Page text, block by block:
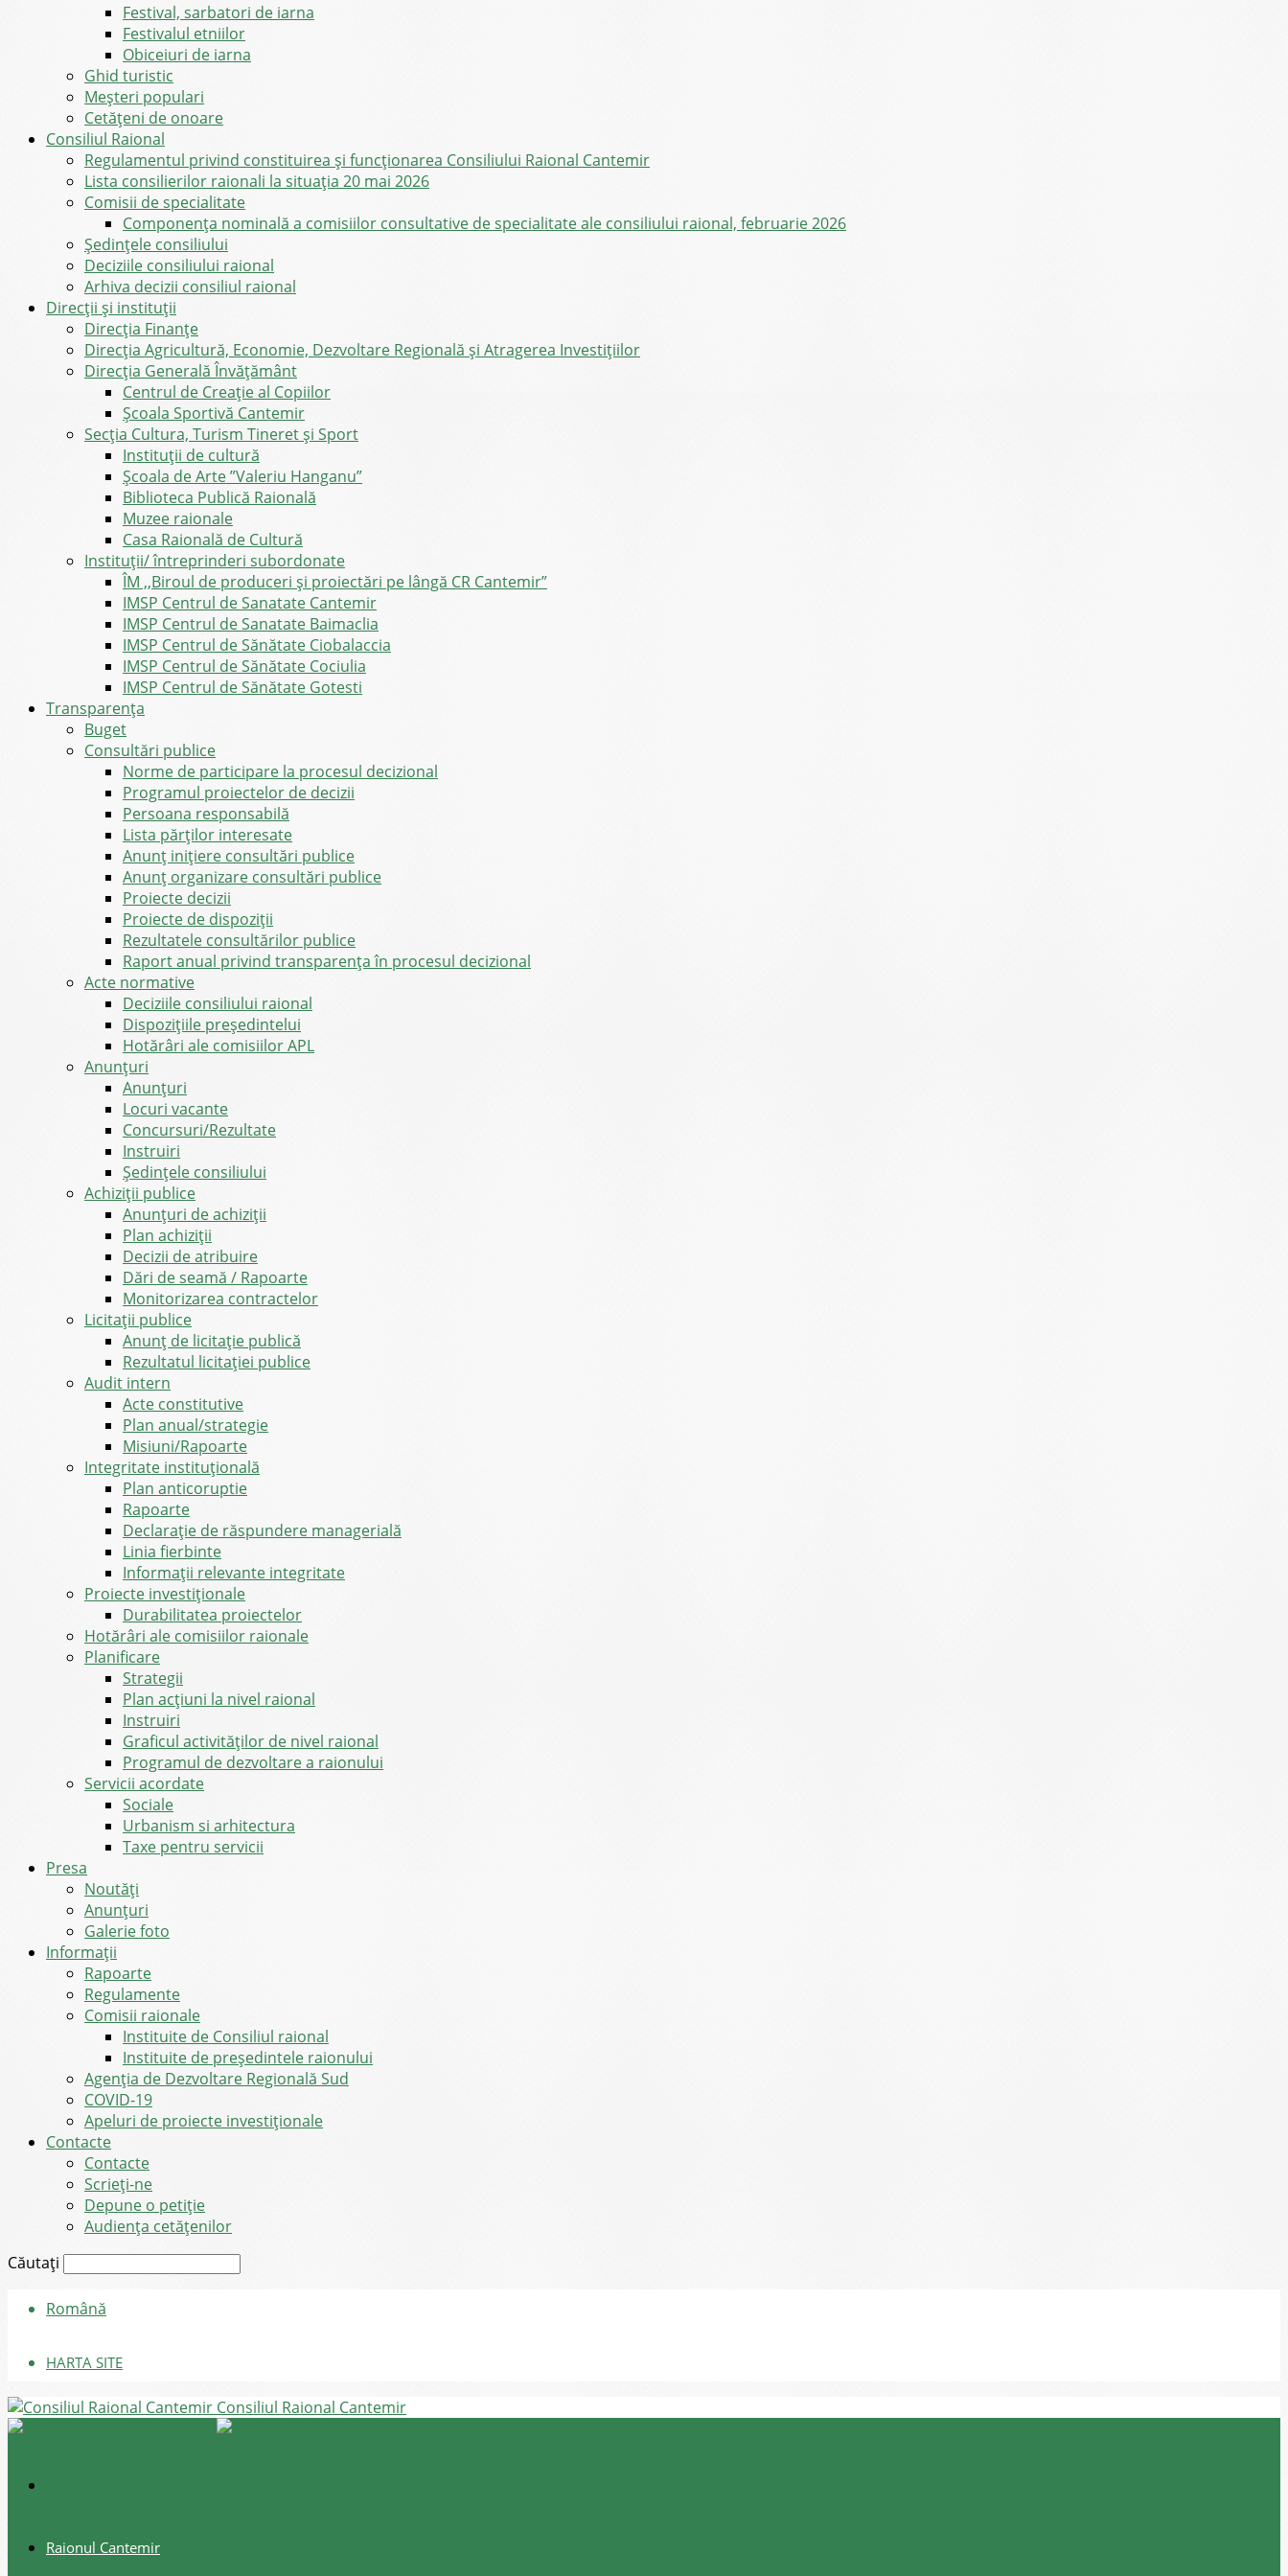
Festival, sarbatori de iarna
Festivalul etniilor
Obiceiuri de iarna
Ghid turistic
Meşteri populari
Cetățeni de onoare
Consiliul Raional
Regulamentul privind constituirea şi funcţionarea Consiliului Raional Cantemir
Lista consilierilor raionali la situația 20 mai 2026
Comisii de specialitate
Componența nominală a comisiilor consultative de specialitate ale consiliului raional, februarie 2026
Şedinţele consiliului
Deciziile consiliului raional
Arhiva decizii consiliul raional
Direcții și instituții
Direcţia Finanţe
Direcția Agricultură, Economie, Dezvoltare Regională și Atragerea Investițiilor
Direcția Generală Învățământ
Centrul de Creație al Copiilor
Școala Sportivă Cantemir
Secția Cultura, Turism Tineret și Sport
Instituții de cultură
Școala de Arte ”Valeriu Hanganu”
Biblioteca Publică Raională
Muzee raionale
Casa Raională de Cultură
Instituții/ întreprinderi subordonate
ÎM ,,Biroul de produceri și proiectări pe lângă CR Cantemir”
IMSP Centrul de Sanatate Cantemir
IMSP Centrul de Sanatate Baimaclia
IMSP Centrul de Sănătate Ciobalaccia
IMSP Centrul de Sănătate Cociulia
IMSP Centrul de Sănătate Gotesti
Transparența
Buget
Consultări publice
Norme de participare la procesul decizional
Programul proiectelor de decizii
Persoana responsabilă
Lista părților interesate
Anunț inițiere consultări publice
Anunț organizare consultări publice
Proiecte decizii
Proiecte de dispoziții
Rezultatele consultărilor publice
Raport anual privind transparenţa în procesul decizional
Acte normative
Deciziile consiliului raional
Dispozițiile președintelui
Hotărâri ale comisiilor APL
Anunţuri
Anunţuri
Locuri vacante
Concursuri/Rezultate
Instruiri
Şedinţele consiliului
Achiziții publice
Anunțuri de achiziții
Plan achiziții
Decizii de atribuire
Dări de seamă / Rapoarte
Monitorizarea contractelor
Licitații publice
Anunț de licitație publică
Rezultatul licitației publice
Audit intern
Acte constitutive
Plan anual/strategie
Misiuni/Rapoarte
Integritate instituțională
Plan anticoruptie
Rapoarte
Declarație de răspundere managerială
Linia fierbinte
Informații relevante integritate
Proiecte investiționale
Durabilitatea proiectelor
Hotărâri ale comisiilor raionale
Planificare
Strategii
Plan acțiuni la nivel raional
Instruiri
Graficul activităților de nivel raional
Programul de dezvoltare a raionului
Servicii acordate
Sociale
Urbanism si arhitectura
Taxe pentru servicii
Presa
Noutăţi
Anunţuri
Galerie foto
Informații
Rapoarte
Regulamente
Comisii raionale
Instituite de Consiliul raional
Instituite de președintele raionului
Agenția de Dezvoltare Regională Sud
COVID-19
Apeluri de proiecte investiționale
Contacte
Contacte
Scrieți-ne
Depune o petiție
Audiența cetățenilor
Căutați
Română
HARTA SITE
Consiliul Raional Cantemir
Raionul Cantemir